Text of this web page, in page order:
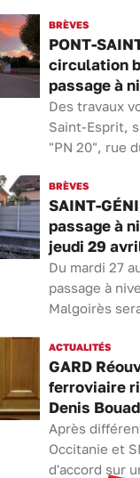
BRÈVES
PONT-
circulation
passage à
Des travaux
Saint-Esprit,
"PN 20", rue
BRÈVES
SAINT-
passage à
jeudi 29
Du mardi 27
passage à
Malgoirès
ACTUALITÉS
GARD
ferroviaire
Denis
Après
Occitanie et
d'accord sur